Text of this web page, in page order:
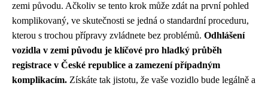
zemi původu. Ačkoliv se tento krok může zdát na první pohled
komplikovaný, ve skutečnosti se jedná o standardní proceduru,
kterou s trochou přípravy zvládnete bez problémů. Odhlášení
vozidla v zemi původu je klíčové pro hladký průběh
registrace v České republice a zamezení případným
komplikacím. Získáte tak jistotu, že vaše vozidlo bude legálně a